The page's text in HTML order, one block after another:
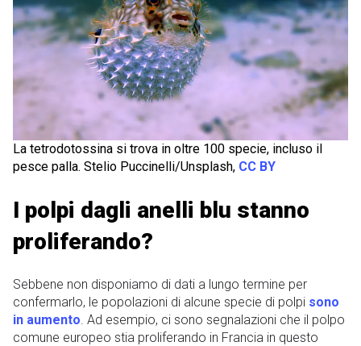
La tetrodotossina si trova in oltre 100 specie, incluso il
pesce palla. Stelio Puccinelli/Unsplash, CC BY
I polpi dagli anelli blu stanno
proliferando?
Sebbene non disponiamo di dati a lungo termine per
confermarlo, le popolazioni di alcune specie di polpi sono
in aumento. Ad esempio, ci sono segnalazioni che il polpo
comune europeo stia proliferando in Francia in questo